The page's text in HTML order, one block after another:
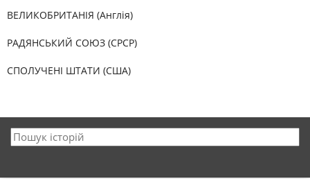
ВЕЛИКОБРИТАНІЯ (Англія)
РАДЯНСЬКИЙ СОЮЗ (СРСР)
СПОЛУЧЕНІ ШТАТИ (США)